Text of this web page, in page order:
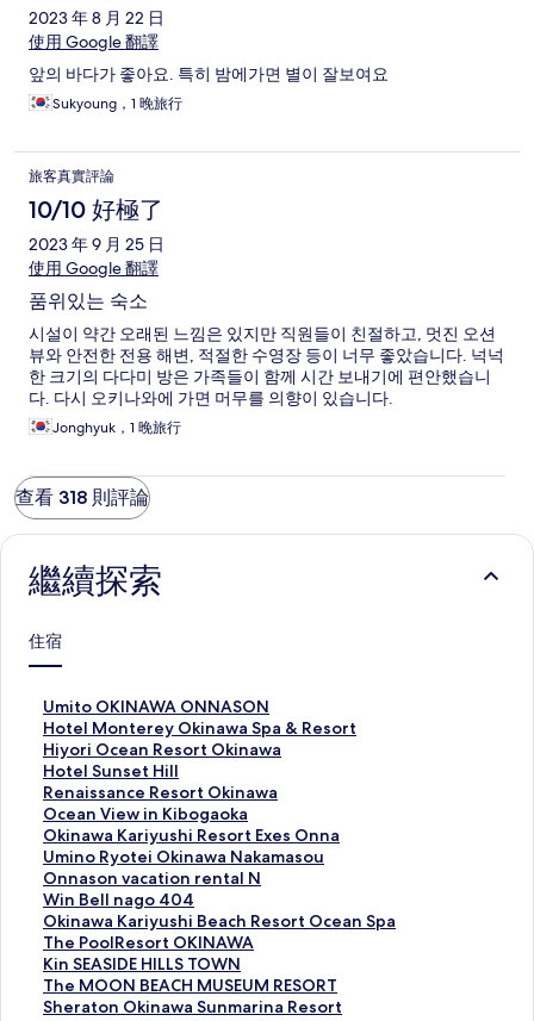
2023 年 8 月 22 日
使用 Google 翻譯
앞의 바다가 좋아요. 특히 밤에가면 별이 잘보여요
Sukyoung，1 晚旅行
旅客真實評論
10/10 好極了
2023 年 9 月 25 日
使用 Google 翻譯
품위있는 숙소
시설이 약간 오래된 느낌은 있지만 직원들이 친절하고, 멋진 오션
뷰와 안전한 전용 해변, 적절한 수영장 등이 너무 좋았습니다. 넉넉
한 크기의 다다미 방은 가족들이 함께 시간 보내기에 편안했습니
다. 다시 오키나와에 가면 머무를 의향이 있습니다.
Jonghyuk，1 晚旅行
查看 318 則評論
繼續探索
住宿
Umito OKINAWA ONNASON
U
m
i
t
o
O
K
I
N
A
W
A
O
N
N
Hotel Monterey Okinawa Spa & Resort
H
o
t
e
l
M
o
n
t
e
r
e
y
O
Hiyori Ocean Resort Okinawa
H
i
y
o
r
i
O
c
e
a
n
R
e
Hotel Sunset Hill
H
o
t
e
l
S
u
n
s
e
t
H
Renaissance Resort Okinawa
R
e
n
a
i
s
s
a
n
c
e
Ocean View in Kibogaoka
O
c
e
a
n
V
i
e
w
i
Okinawa Kariyushi Resort Exes Onna
O
k
i
n
a
w
a
K
a
Umino Ryotei Okinawa Nakamasou
U
m
i
n
o
R
y
o
Onnason vacation rental N
O
n
n
a
s
o
n
Win Bell nago 404
W
i
n
B
e
l
Okinawa Kariyushi Beach Resort Ocean Spa
O
k
i
n
a
The PoolResort OKINAWA
T
h
e
P
Kin SEASIDE HILLS TOWN
K
i
n
The MOON BEACH MUSEUM RESORT
T
h
Sheraton Okinawa Sunmarina Resort
S